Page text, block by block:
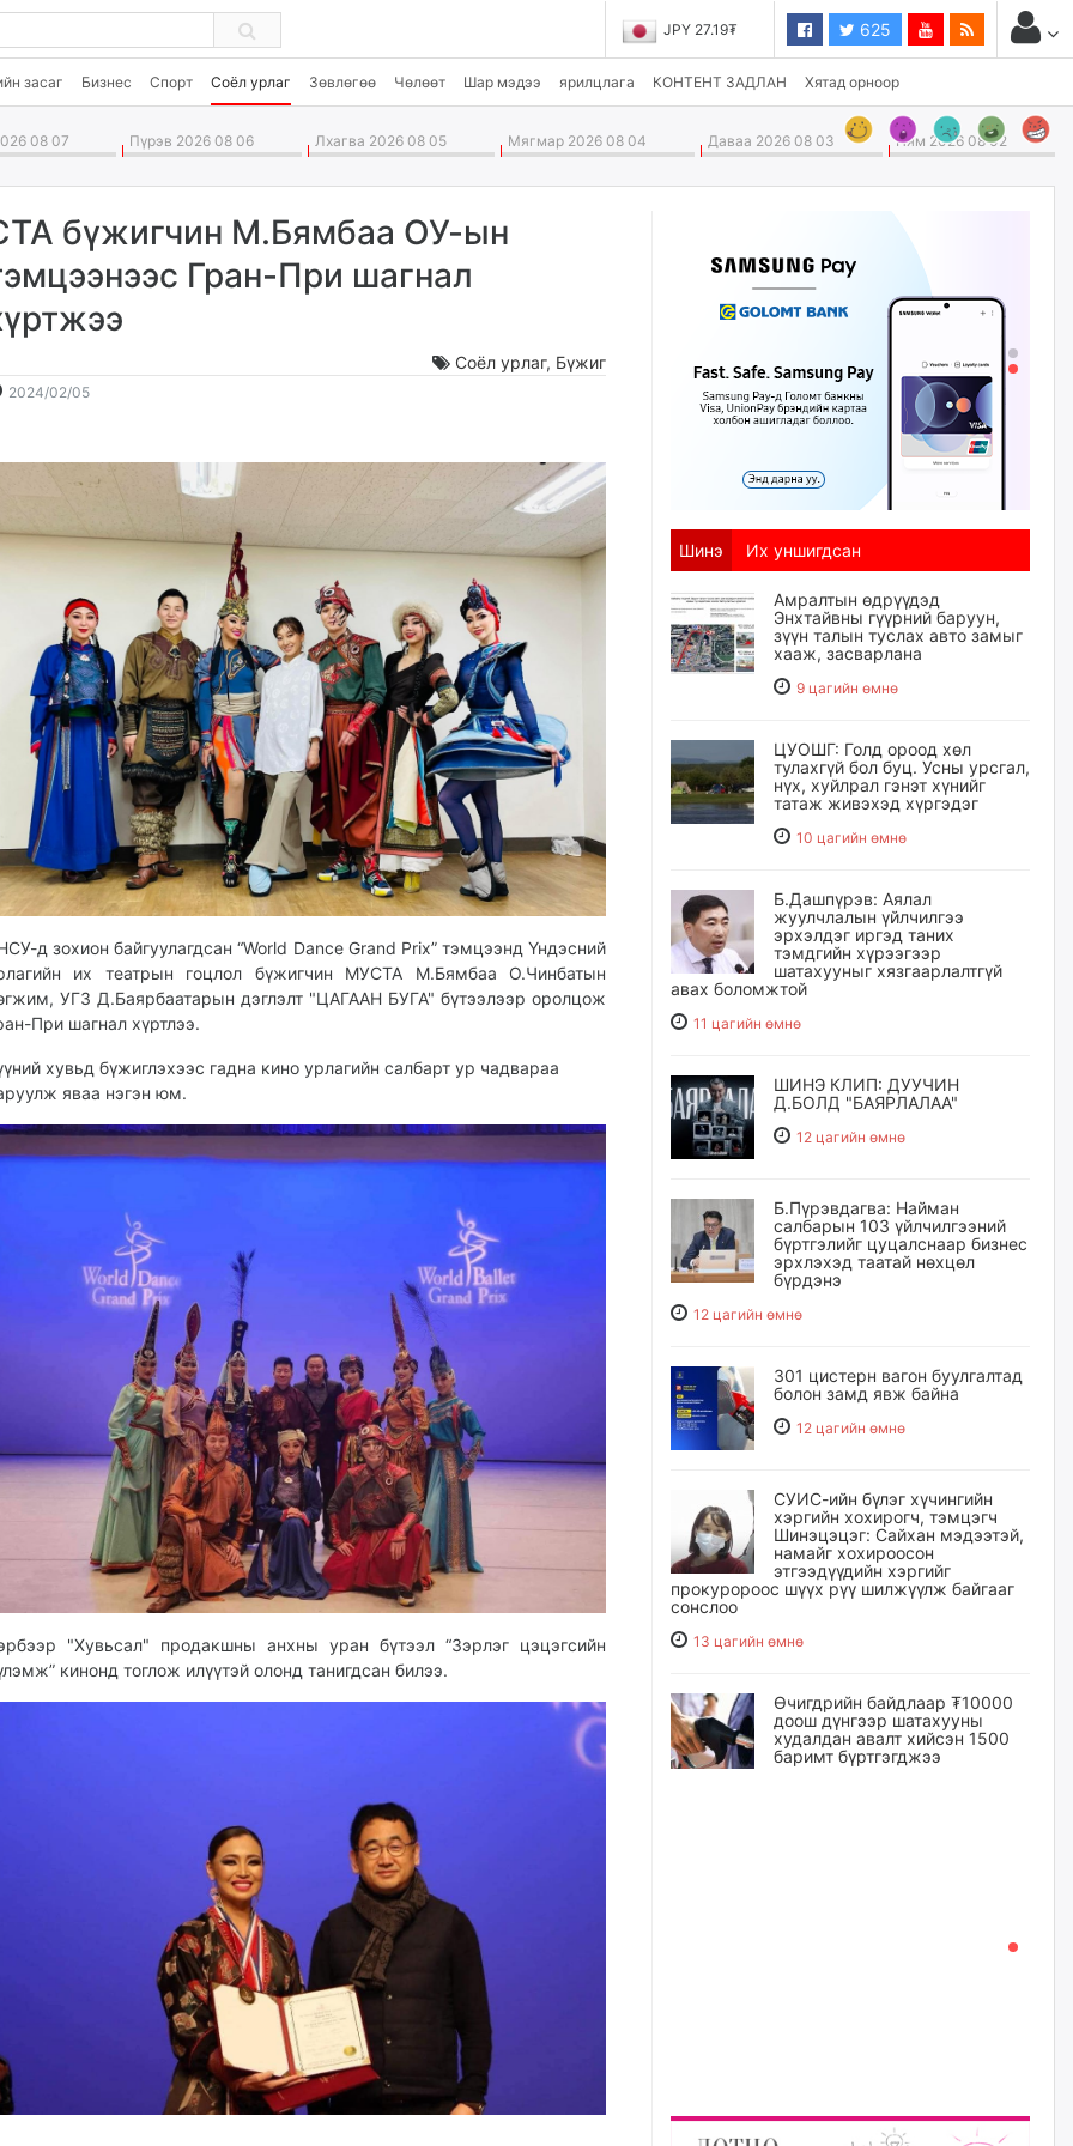
JPY 27.19₮ 625
засаг Бизнес Спорт Соёл урлаг Зөвлөгөө Чөлөөт Шар мэдээ ярилцлага КОНТЕНТ ЗАДЛАН Хятад орноор
08 07 Пүрэв 2026 08 06 Лхагва 2026 08 05 Мягмар 2026 08 04 Даваа 2026 08 03 Ням 2026 08 02
бүжигчин М.Бямбаа ОУ-ын
Гран-При шагнал
Соёл урлаг, Бүжиг
2024/02/052024-
14:17:09
2026-
01:22:33
д зохион байгуулагдсан “World Dance Grand Prix” тэмцээнд Үндэсний
их театрын гоцлол бүжигчин МУСТА М.Бямбаа О.Чинбатын
УГЗ Д.Баярбаатарын дэглэлт "ЦАГААН БУГА" бүтээлээр оролцож
При шагнал хүртлээ.
хувьд бүжиглэхээс гадна кино урлагийн салбарт ур чадвараа
яваа нэгэн юм.
"Хувьсал" продакшны анхны уран бүтээл “Зэрлэг цэцэгсийн
кинонд тоглож илүүтэй олонд танигдсан билээ.
Шинэ Их уншигдсан
Амралтын өдрүүдэд
Энхтайвны гүүрний баруун,
зүүн талын туслах авто замыг
хааж, засварлана
9 цагийн өмнө
ЦУОШГ: Голд ороод хөл
тулахгүй бол буц. Усны урсгал,
нүх, хуйлрал гэнэт хүнийг
татаж живэхэд хүргэдэг
10 цагийн өмнө
Б.Дашпүрэв: Аялал
жуулчлалын үйлчилгээ
эрхэлдэг иргэд таних
тэмдгийн хүрээгээр
шатахууныг хязгаарлалтгүй
авах боломжтой
11 цагийн өмнө
ШИНЭ КЛИП: ДУУЧИН
Д.БОЛД "БАЯРЛАЛАА"
12 цагийн өмнө
Б.Пүрэвдагва: Найман
салбарын 103 үйлчилгээний
бүртгэлийг цуцалснаар бизнес
эрхлэхэд таатай нөхцөл
бүрдэнэ
12 цагийн өмнө
301 цистерн вагон буулгалтад
болон замд явж байна
12 цагийн өмнө
СУИС-ийн бүлэг хүчингийн
хэргийн хохирогч, тэмцэгч
Шинэцэцэг: Сайхан мэдээтэй,
намайг хохироосон
этгээдүүдийн хэргийг
прокуророос шүүх рүү шилжүүлж байгааг
сонслоо
13 цагийн өмнө
Өчигдрийн байдлаар ₮10000
доош дүнгээр шатахууны
худалдан авалт хийсэн 1500
баримт бүртгэгджээ